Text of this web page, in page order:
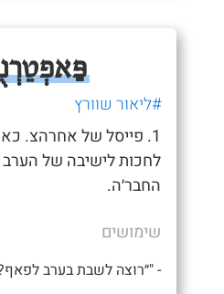
#ליאור שוורץ
1. פייסל של אחרהצ.
לחכות לישיבה של
החבר׳ה.
שימושים
- "״רוצה לשבת בערב